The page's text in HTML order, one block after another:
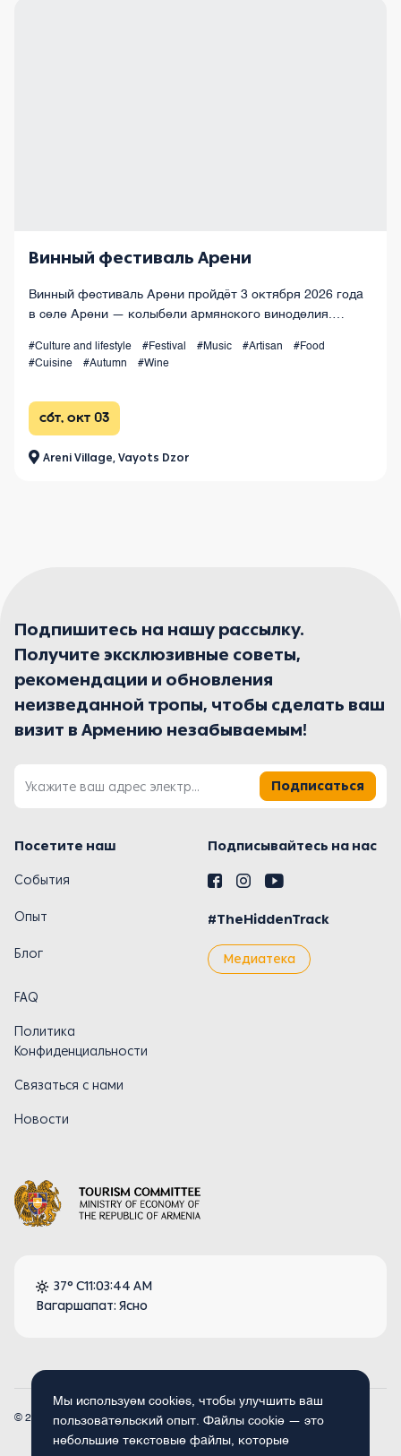
Винный фестиваль Арени
Винный фестиваль Арени пройдёт 3 октября 2026 года
в селе Арени — колыбели армянского виноделия.
и уникальной винной культуры Армении.
#Culture and lifestyle #Festival #Music #Artisan
#Food
#Cuisine
#Autumn #Wine
сбт, окт 03
Areni Village, Vayots Dzor
Мы используем cookies, чтобы улучшить ваш
пользовательский опыт. Файлы cookie — это
небольшие текстовые файлы, которые
Подпишитесь на нашу рассылку.
Получите эксклюзивные советы,
рекомендации и обновления
неизведанной тропы, чтобы сделать ваш
визит в Армению незабываемым!
Подписаться
Посетите наш Подписывайтесь на нас
События
Опыт #TheHiddenTrack
Блог Медиатека
FAQ
Политика
Конфиденциальности
Связаться с нами
Новости
37° C11:03:44 AM
Вагаршапат: Ясно
© 2026 Armenia.travel. Все права защищены.